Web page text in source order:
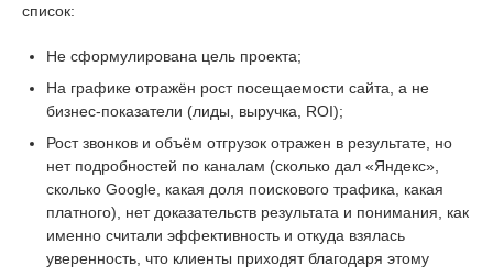
список:
Не сформулирована цель проекта;
На графике отражён рост посещаемости сайта, а не
бизнес-показатели (лиды, выручка, ROI);
Рост звонков и объём отгрузок отражен в результате, но
нет подробностей по каналам (сколько дал «Яндекс»,
сколько Google, какая доля поискового трафика, какая
платного), нет доказательств результата и понимания, как
именно считали эффективность и откуда взялась
уверенность, что клиенты приходят благодаря этому